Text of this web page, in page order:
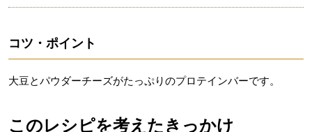
コツ・ポイント
大豆とパウダーチーズがたっぷりのプロテインバーです。
このレシピを考えたきっかけ